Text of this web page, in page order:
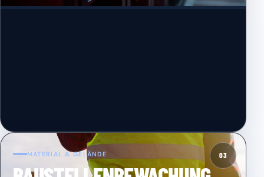
03
MATERIAL & GELÄNDE